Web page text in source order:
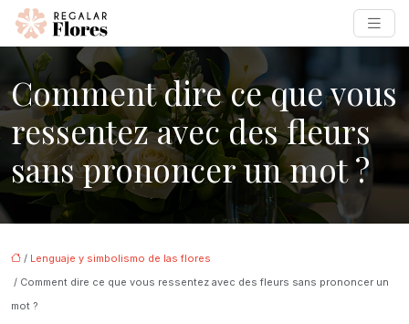
Comment dire ce que vous
ressentez avec des fleurs
sans prononcer un mot ?
/ Lenguaje y simbolismo de las flores
/ Comment dire ce que vous ressentez avec des fleurs sans prononcer un
mot ?